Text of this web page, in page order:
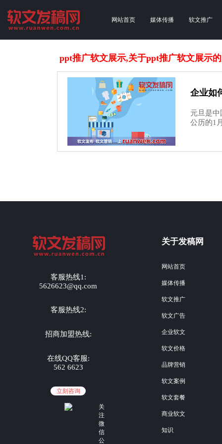
网站首页 媒体传播 软文推广
ppt推广软文展示,关于ppt推广软文展示
企业如
元旦是
公历的1
客服热线1:
5626623@qq.com
客服热线2:
招商加盟热线:
在线QQ客服:
562 6623
立刻咨询
关
注
微
信
公
关于发稿网
网站首页
媒体传播
软文推广
软文广告
企业软文
软文价格
品牌营销
软文案例
软文套餐
商业软文
知识